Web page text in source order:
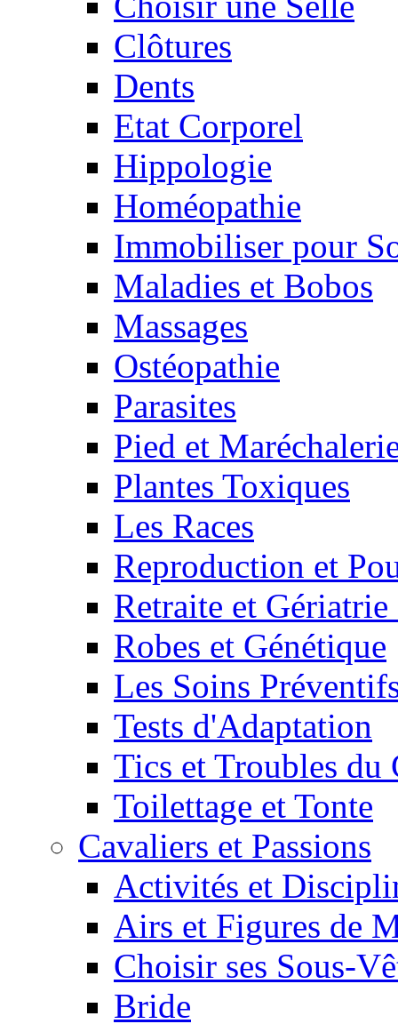
Clôtures
Dents
Etat Corporel
Hippologie
Homéopathie
Immobiliser pour
Maladies et Bobos
Massages
Ostéopathie
Parasites
Pied et
Plantes Toxiques
Les Races
Reproduction et
Retraite et
Robes et Génétique
Les Soins
Tests d'Adaptation
Tics et Troubles du
Toilettage et Tonte
Cavaliers et Passions
Activités et
Airs et Figures de
Choisir ses Sous-
Bride